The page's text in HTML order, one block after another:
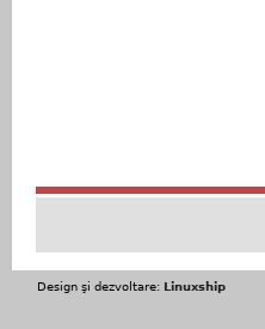
Design şi dezvoltare: Linuxship